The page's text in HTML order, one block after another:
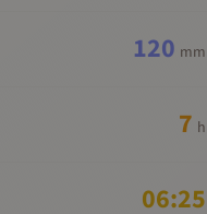
120 mm
7 h
06:25